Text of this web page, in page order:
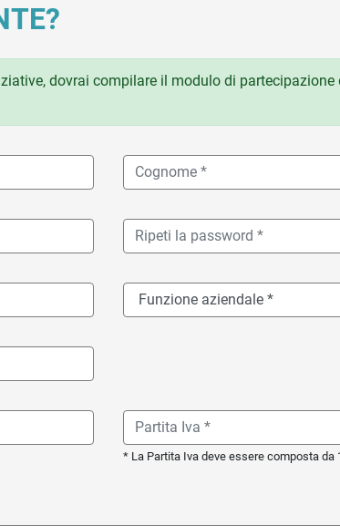
dovrai compilare il modulo di
* La Partita Iva deve essere composta da